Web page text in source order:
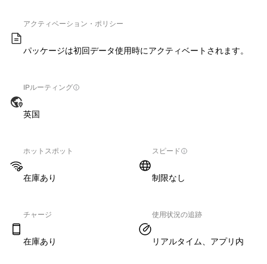
アクティベーション・ポリシー
パッケージは初回データ使用時にアクティベートされます。
IPルーティング
英国
ホットスポット
在庫あり
スピード
制限なし
チャージ
在庫あり
使用状況の追跡
リアルタイム、アプリ内